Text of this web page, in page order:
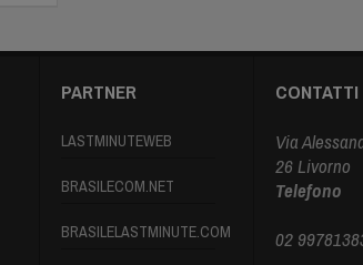
PARTNER
LASTMINUTEWEB
BRASILECOM.NET
BRASILELASTMINUTE.COM
CONTATTI
Via
26 Livorno
Telefono
02